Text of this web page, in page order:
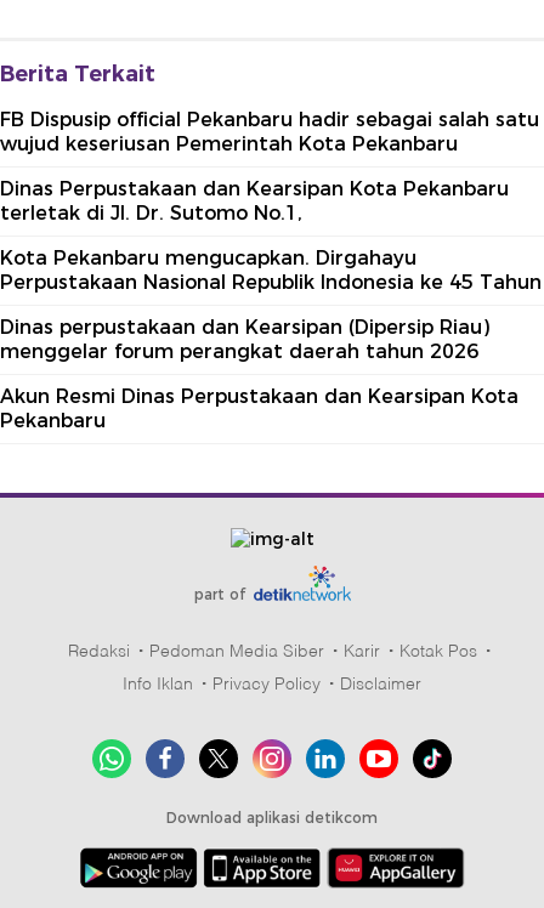
Berita Terkait
FB Dispusip official Pekanbaru hadir sebagai salah satu
wujud keseriusan Pemerintah Kota Pekanbaru
Dinas Perpustakaan dan Kearsipan Kota Pekanbaru
terletak di Jl. Dr. Sutomo No.1,
Kota Pekanbaru mengucapkan. Dirgahayu
Perpustakaan Nasional Republik Indonesia ke 45 Tahun
Dinas perpustakaan dan Kearsipan (Dipersip Riau)
menggelar forum perangkat daerah tahun 2026
Akun Resmi Dinas Perpustakaan dan Kearsipan Kota
Pekanbaru
part of
Redaksi Pedoman Media Siber Karir
Kotak Pos
Info Iklan
Privacy Policy Disclaimer
Download aplikasi detikcom